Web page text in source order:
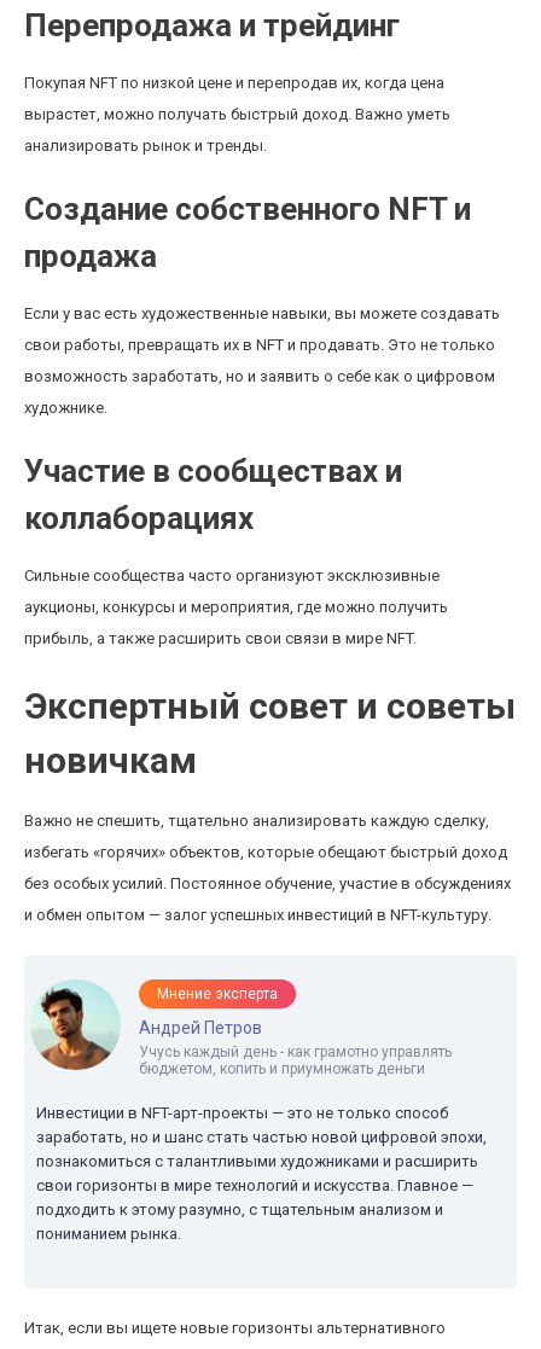
Перепродажа и трейдинг
Покупая NFT по низкой цене и перепродав их, когда цена
вырастет, можно получать быстрый доход. Важно уметь
анализировать рынок и тренды.
Создание собственного NFT и
продажа
Если у вас есть художественные навыки, вы можете создавать
свои работы, превращать их в NFT и продавать. Это не только
возможность заработать, но и заявить о себе как о цифровом
художнике.
Участие в сообществах и
коллаборациях
Сильные сообщества часто организуют эксклюзивные
аукционы, конкурсы и мероприятия, где можно получить
прибыль, а также расширить свои связи в мире NFT.
Экспертный совет и советы
новичкам
Важно не спешить, тщательно анализировать каждую сделку,
избегать «горячих» объектов, которые обещают быстрый доход
без особых усилий. Постоянное обучение, участие в обсуждениях
и обмен опытом — залог успешных инвестиций в NFT-культуру.
Мнение эксперта
Андрей Петров
Учусь каждый день - как грамотно управлять
бюджетом, копить и приумножать деньги
Инвестиции в NFT-арт-проекты — это не только способ
заработать, но и шанс стать частью новой цифровой эпохи,
познакомиться с талантливыми художниками и расширить
свои горизонты в мире технологий и искусства. Главное —
подходить к этому разумно, с тщательным анализом и
пониманием рынка.
Итак, если вы ищете новые горизонты альтернативного